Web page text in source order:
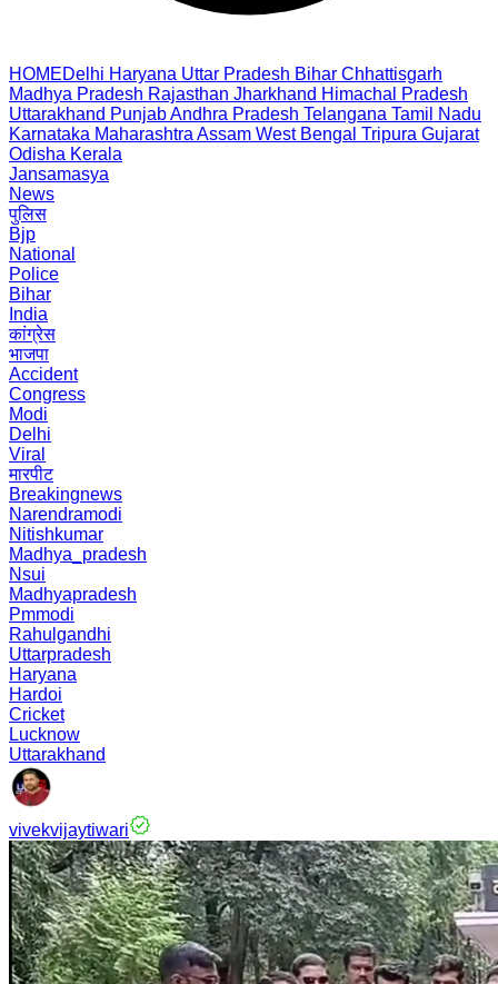
HOMEDelhi Haryana Uttar Pradesh Bihar Chhattisgarh
Madhya Pradesh Rajasthan Jharkhand Himachal Pradesh
Uttarakhand PunjabAndhra Pradesh Telangana Tamil Nadu
Karnataka Maharashtra Assam West Bengal Tripura Gujarat
Odisha Kerala
Jansamasya
News
पुलिस
Bjp
National
Police
Bihar
India
कांग्रेस
भाजपा
Accident
Congress
Modi
Delhi
Viral
मारपीट
Breakingnews
Narendramodi
Nitishkumar
Madhya_pradesh
Nsui
Madhyapradesh
Pmmodi
Rahulgandhi
Uttarpradesh
Haryana
Hardoi
Cricket
Lucknow
Uttarakhand
vivekvijaytiwari